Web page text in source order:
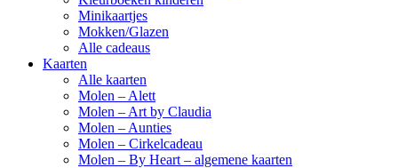
Minikaartjes
Mokken/Glazen
Alle cadeaus
Kaarten
Alle kaarten
Molen – Alett
Molen – Art by Claudia
Molen – Aunties
Molen – Cirkelcadeau
Molen – By Heart – algemene kaarten